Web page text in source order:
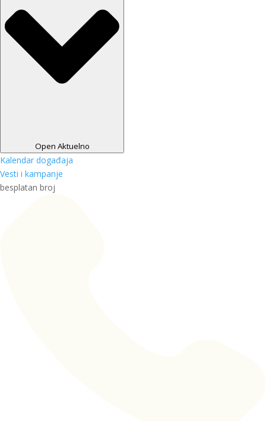
Open Aktuelno
Kalendar događaja
Vesti i kampanje
besplatan broj